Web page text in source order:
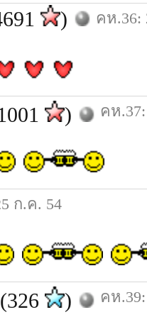
) คห.36:
) คห
ก.ค. 54
(326 ) คห